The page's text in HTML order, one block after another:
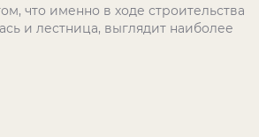
что именно в ходе строительства
и лестница, выглядит наиболее